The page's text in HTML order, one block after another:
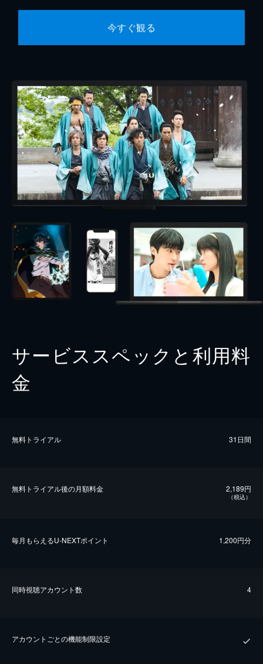
今すぐ観る
サービススペックと利用料
金
無料トライアル 31日間
無料トライアル後の⽉額料金 2,189円
（税込）
毎⽉もらえるU-NEXTポイント 1,200円分
同時視聴アカウント数 4
アカウントごとの機能制限設定